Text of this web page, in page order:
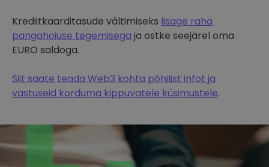
Krediitkaarditasude vältimiseks lisage raha
pangahoiuse tegemisega ja ostke seejärel oma
EURO saldoga.
Siit saate teada Web3 kohta põhilist infot ja
vastuseid korduma kippuvatele küsimustele.